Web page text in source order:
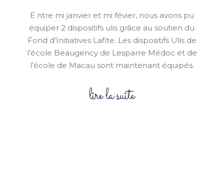
E ntre mi janvier et mi févier, nous avons pu
équiper 2 dispositifs ulis grâce au soutien du
Fond d’Initiatives Lafite. Les dispositifs Ulis de
l’école Beaugency de Lesparre Médoc et de
l’école de Macau sont maintenant équipés.
lire la suite